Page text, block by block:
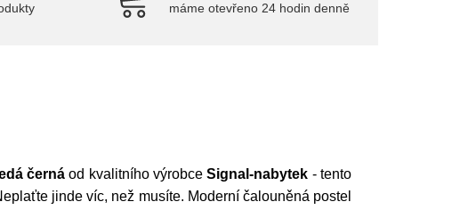
máme otevřeno 24 hodin denně
černá od kvalitního výrobceSignal-nabytek - tento
jinde víc, než musíte. Moderní čalouněná postel